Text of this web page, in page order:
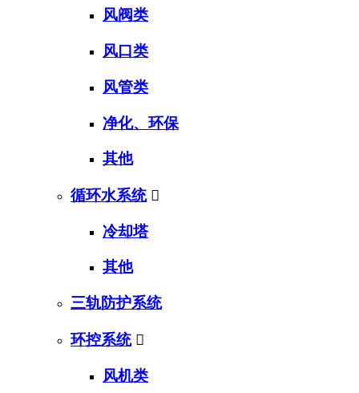
风阀类
风口类
风管类
净化、环保
其他
循环水系统 
冷却塔
其他
三轨防护系统
环控系统 
风机类